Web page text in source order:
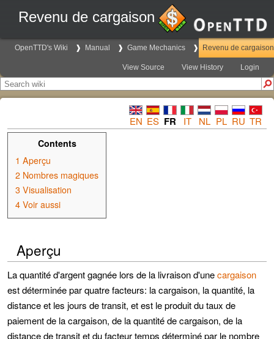
Revenu de cargaison
OpenTTD's Wiki Manual Game Mechanics Revenu de cargaison
View Source View History Login
EN ES FR IT NL PL RU TR
Contents
1 Aperçu
2 Nombres magiques
3 Visualisation
4 Voir aussi
Aperçu
La quantité d'argent gagnée lors de la livraison d'unecargaison
est déterminée par quatre facteurs: la cargaison, la quantité, la
distance et les jours de transit, et est le produit du taux de
paiement de la cargaison, de la quantité de cargaison, de la
distance de transit et du facteur temps déterminé par le nombre